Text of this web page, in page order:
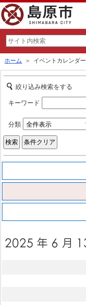
ホーム ＞ イベントカレンダー
絞り込み検索をする
キーワード
分類